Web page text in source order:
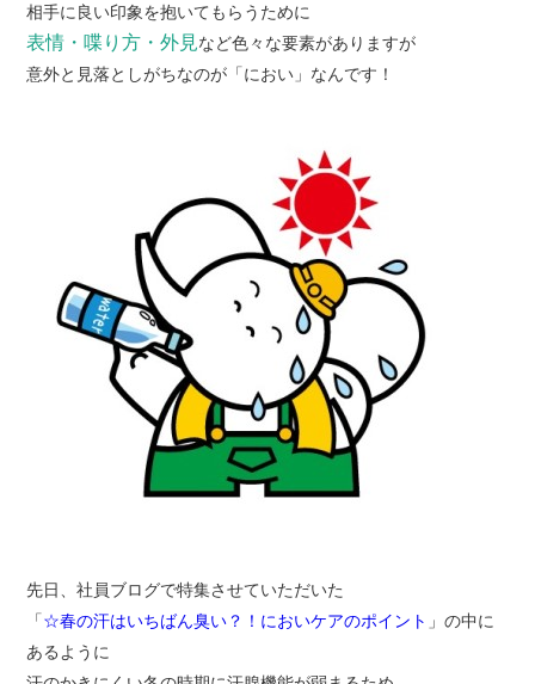
相手に良い印象を抱いてもらうために
表情・喋り方・外見など色々な要素がありますが
意外と見落としがちなのが「におい」なんです！
先日、社員ブログで特集させていただいた
「☆春の汗はいちばん臭い？！においケアのポイント 」の中に
あるように